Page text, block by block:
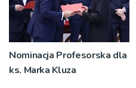
Nominacja Profesorska dla
ks. Marka Kluza